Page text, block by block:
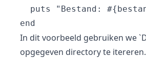
puts "Bestand:
In dit voorbeeld gebruiken we
opgegeven directory te